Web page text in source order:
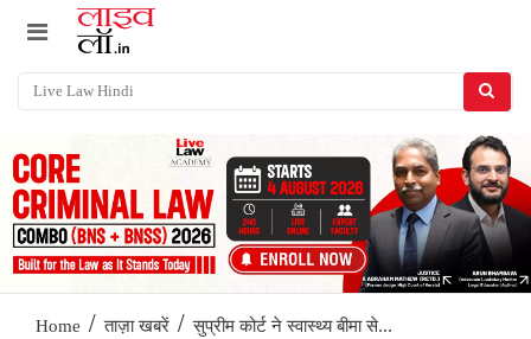
Home / ताज़ा खबरें / सुप्रीम कोर्ट ने स्वास्थ्य बीमा से...